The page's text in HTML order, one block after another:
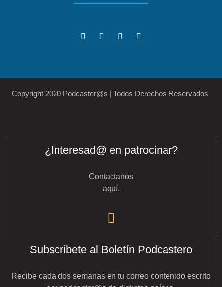
Copyright 2020 Podcaster@s | Todos Derechos Reservados
¿Interesad@ en patrocinar?
Contactanos
aquí.
Subscribete al Boletín Podcastero
Recibe cada dos semanas en tu correo contenido escrito